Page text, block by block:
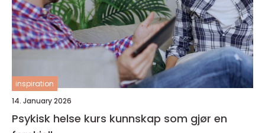
inspiration
14. January 2026
Psykisk helse kurs kunnskap som gjør en